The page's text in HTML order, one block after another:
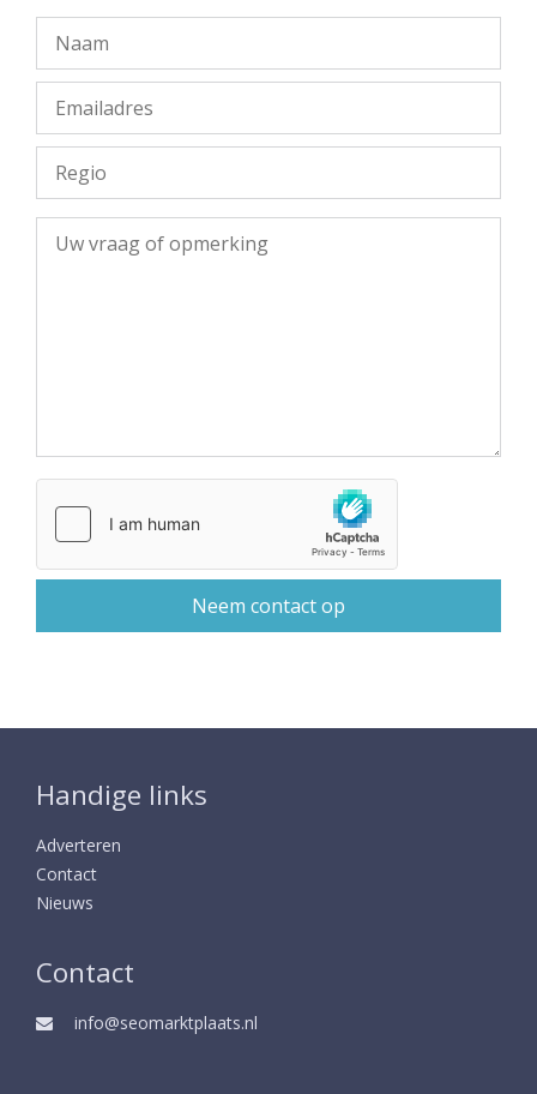
Handige links
Adverteren
Contact
Nieuws
Contact
info@seomarktplaats.nl